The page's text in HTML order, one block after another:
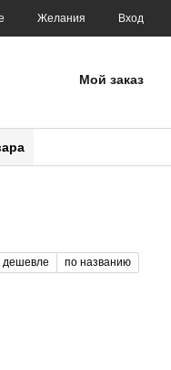
Желания Вход
Мой заказ
дешевле по названию